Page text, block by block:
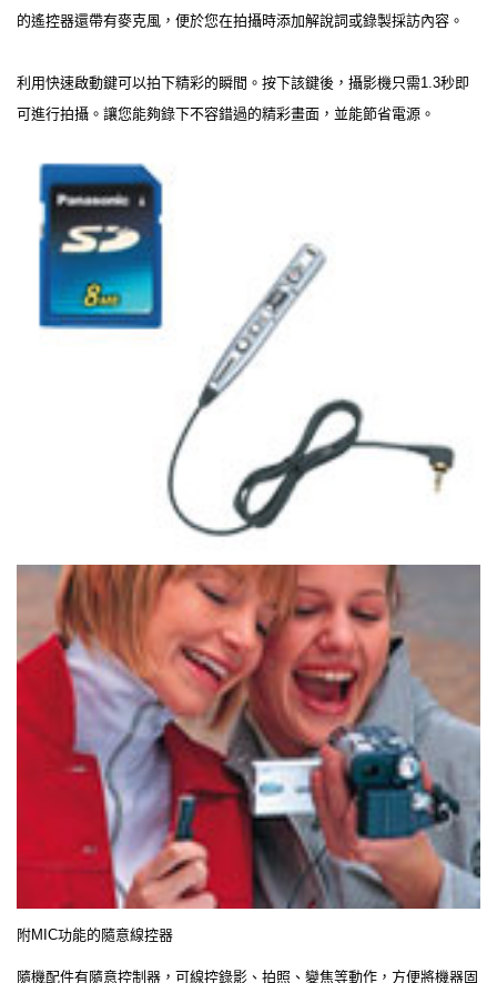
的遙控器還帶有麥克風，便於您在拍攝時添加解說詞或錄製採訪內容。
利用快速啟動鍵可以拍下精彩的瞬間。按下該鍵後，攝影機只需1.3秒即
可進行拍攝。讓您能夠錄下不容錯過的精彩畫面，並能節省電源。
附MIC功能的隨意線控器
隨機配件有隨意控制器，可線控錄影、拍照、變焦等動作，方便將機器固